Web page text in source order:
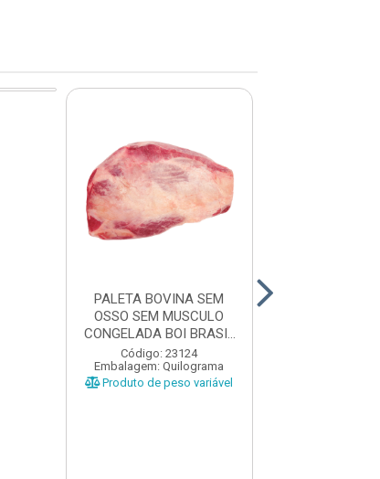
PALETA BOVINA SEM
OSSO SEM MUSCULO
CONGELADA BOI BRASIL
CAIX...
Código: 23124
Embalagem: Quilograma
Produto de peso variável